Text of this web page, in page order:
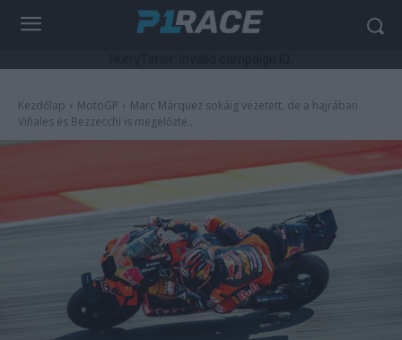
Kezdőlap MotoGP
Marc Márquez sokáig vezetett, de a hajrában
Viñales és Bezzecchi is megelőzte...